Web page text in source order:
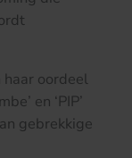
oordeel
en ‘PIP’
gebrekkige